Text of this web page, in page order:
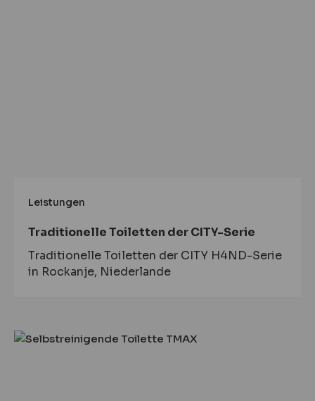
Leistungen
Traditionelle Toiletten der CITY-Serie
Traditionelle Toiletten der CITY H4ND-Serie
in Rockanje, Niederlande